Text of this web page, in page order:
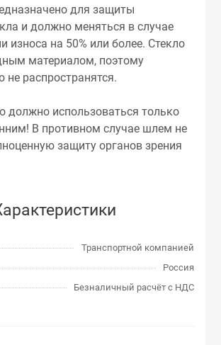
для защиты
и должно меняться в случае
износа на 50% или более. Стекло
материалом, поэтому
не распространятся.
должно использоваться только
В противном случае шлем не
защиту органов зрения
Транспортной компанией
Россия
Безналичный расчёт с НДС